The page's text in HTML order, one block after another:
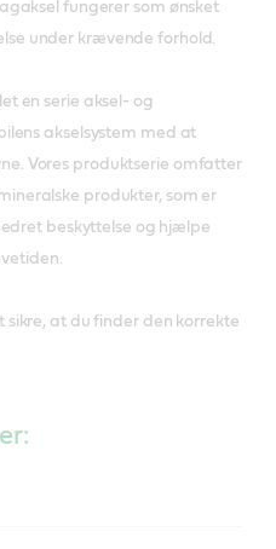
fungerer som ønsket
under krævende forhold.
en serie aksel- og
akselsystem med at
Vores produktserie omfatter
produkter, som er
beskyttelse og hjælpe
sikre, at du finder den korrekte